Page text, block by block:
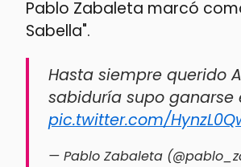
Pablo Zabaleta marcó
Sabella".
Hasta siempre querido
sabiduría supo ganarse
pic.twitter.com/
— Pablo Zabaleta